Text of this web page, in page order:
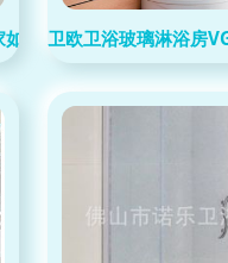
何重塑广东佛山制造
卫欧卫浴玻璃淋浴房